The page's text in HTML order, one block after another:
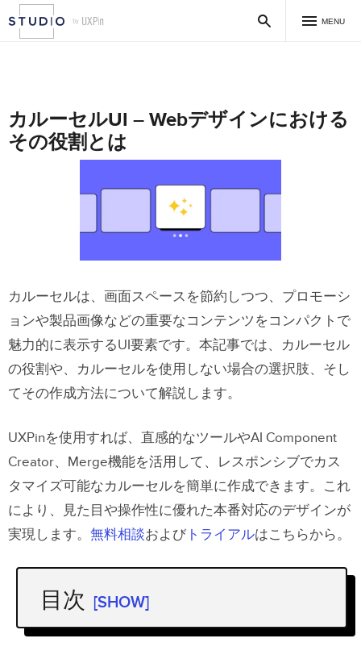
MENU
カルーセルUI – Webデザインにおける
その役割とは
カルーセルは、画面スペースを節約しつつ、プロモーシ
ョンや製品画像などの重要なコンテンツをコンパクトで
魅力的に表示するUI要素です。本記事では、カルーセル
の役割や、カルーセルを使用しない場合の選択肢、そし
てその作成方法について解説します。
UXPinを使用すれば、直感的なツールやAI Component
Creator、Merge機能を活用して、レスポンシブでカス
タマイズ可能なカルーセルを簡単に作成できます。これ
により、見た目や操作性に優れた本番対応のデザインが
実現します。 無料相談および トライアルはこちらから。
目次 [SHOW]
カルーセルUI とは